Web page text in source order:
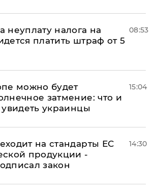
неуплату налога на
платить штраф от 5
08:53
можно будет
затмение: что и
увидеть украинцы
15:04
на стандарты ЕС
продукции -
закон
14:30